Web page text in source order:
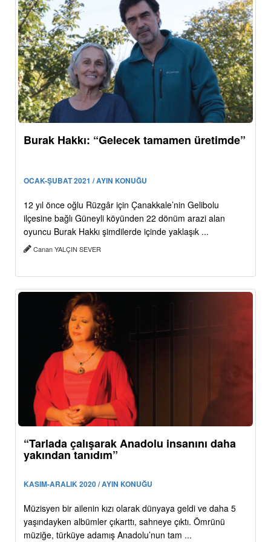
Burak Hakkı: “Gelecek tamamen üretimde”
OCAK-ŞUBAT 2021 / AYIN KONUĞU
12 yıl önce oğlu Rüzgâr için Çanakkale’nin Gelibolu
ilçesine bağlı Güneyli köyünden 22 dönüm arazi alan
oyuncu Burak Hakkı şimdilerde içinde yaklaşık ...
Canan YALÇIN SEVER
“Tarlada çalışarak Anadolu insanını daha
yakından tanıdım”
KASIM-ARALIK 2020 / AYIN KONUĞU
Müzisyen bir ailenin kızı olarak dünyaya geldi ve daha 5
yaşındayken albümler çıkarttı, sahneye çıktı. Ömrünü
müziğe, türküye adamış Anadolu’nun tam ...